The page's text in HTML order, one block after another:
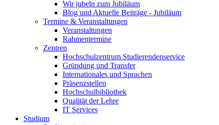
Wir jubeln zum Jubiläum
Blog und Aktuelle Beiträge - Jubiläum
Termine & Veranstaltungen
Veranstaltungen
Rahmentermine
Zentren
Hochschulzentrum Studierendenservice
Gründung und Transfer
Internationales und Sprachen
Präsenzstellen
Hochschulbibliothek
Qualität der Lehre
IT Services
Studium